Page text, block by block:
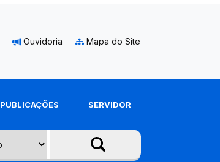
Ouvidoria Mapa do Site
PUBLICAÇÕES SERVIDOR